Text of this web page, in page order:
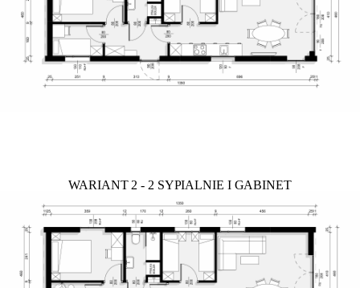
WARIANT 2 - 2 SYPIALNIE I GABINET